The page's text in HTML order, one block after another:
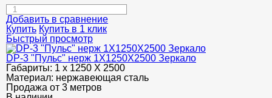
Добавить в сравнение
Купить Купить в 1 клик
Быстрый просмотр
DP-3 "Пульс" нерж 1Х1250Х2500 Зеркало
Габариты: 1 х 1250 Х 2500
Материал: нержавеющая сталь
Продажа от 3 метров